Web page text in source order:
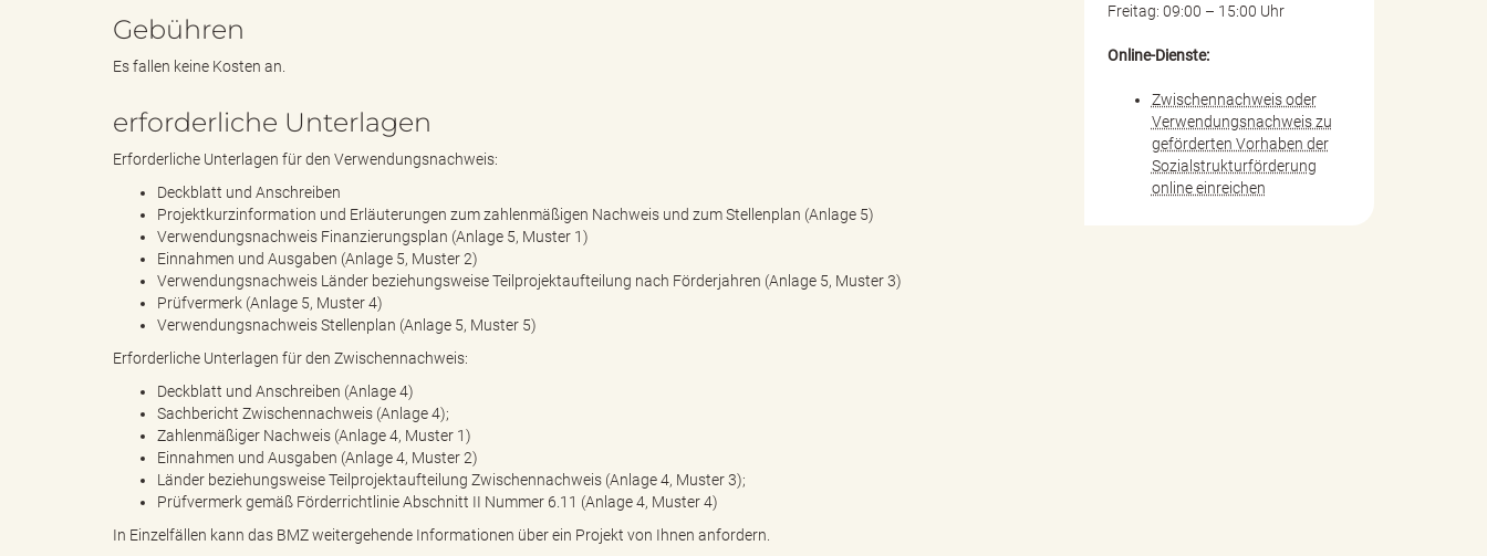
a
n
d
k
Gebühren
Es fallen keine Kosten an.
erforderliche Unterlagen
Erforderliche Unterlagen für den Verwendungsnachweis:
Deckblatt und Anschreiben
Projektkurzinformation und Erläuterungen zum zahlenmäßigen Nachweis und zum Stellenplan (Anlage 5)
Verwendungsnachweis Finanzierungsplan (Anlage 5, Muster 1)
Einnahmen und Ausgaben (Anlage 5, Muster 2)
Verwendungsnachweis Länder beziehungsweise Teilprojektaufteilung nach Förderjahren (Anlage 5, Muster 3)
Prüfvermerk (Anlage 5, Muster 4)
Verwendungsnachweis Stellenplan (Anlage 5, Muster 5)
Erforderliche Unterlagen für den Zwischennachweis:
Deckblatt und Anschreiben (Anlage 4)
Sachbericht Zwischennachweis (Anlage 4);
Zahlenmäßiger Nachweis (Anlage 4, Muster 1)
Einnahmen und Ausgaben (Anlage 4, Muster 2)
Länder beziehungsweise Teilprojektaufteilung Zwischennachweis (Anlage 4, Muster 3);
Prüfvermerk gemäß Förderrichtlinie Abschnitt II Nummer 6.11 (Anlage 4, Muster 4)
In Einzelfällen kann das BMZ weitergehende Informationen über ein Projekt von Ihnen anfordern.
Freitag: 09:00 – 15:00 Uhr
Online-Dienste:
Zwischennachweis oder
Verwendungsnachweis zu
geförderten Vorhaben der
Sozialstrukturförderung
online einreichen